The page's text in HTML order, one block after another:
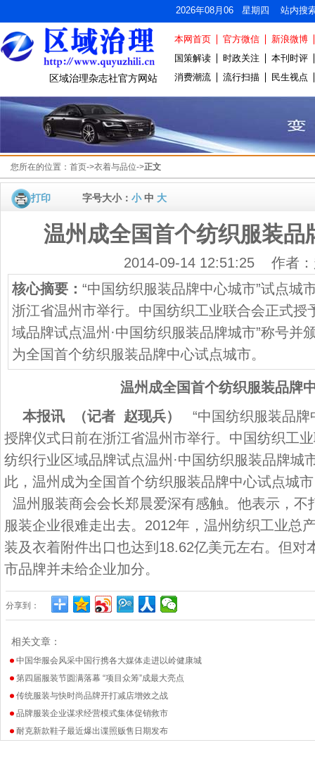
2026年08月06 星期四 站内搜
区域治理杂志社官方网站
本网首页 官方微信
新浪微博
国策解读
时政关注
本刊时评
消费潮流
流行扫描 民生视点
您所在的位置： 首页->衣着与品位->正文
打印 字号大小： 小中 大
温州成全国首个纺织服装品
2014-09-14 12:51:25 作者：
核心摘要： “中国纺织服装品牌中心城市”试点城
浙江省温州市举行。中国纺织工业联合会正式授
域品牌试点温州·中国纺织服装品牌城市”称号并
为全国首个纺织服装品牌中心试点城市。
温州成全国首个纺织服装品牌
本报讯 （记者 赵现兵）
“中国纺织服装品牌
授牌仪式日前在浙江省温州市举行。中国纺织工
纺织行业区域品牌试点温州·中国纺织服装品牌城
此，温州成为全国首个纺织服装品牌中心试点城
温州服装商会会长郑晨爱深有感触。他表示，不
服装企业很难走出去。2012年，温州纺织工业总
装及衣着附件出口也达到18.62亿美元左右。但对
市品牌并未给企业加分。
分享到：
相关文章：
中国华服会风采中国行携各大媒体走进以岭健康城
第四届服装节圆满落幕 “项目众筹”成最大亮点
传统服装与快时尚品牌开打减店增效之战
品牌服装企业谋求经营模式集体促销救市
耐克新款鞋子最近爆出谍照贩售日期发布